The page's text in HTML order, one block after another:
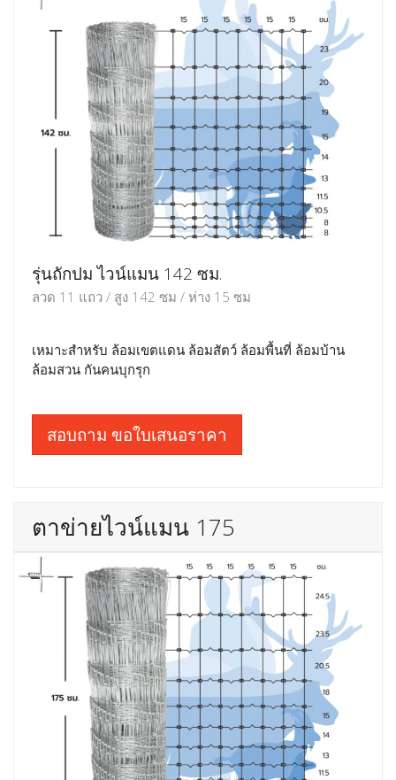
รุ่นถักปม ไวน์แมน 142 ซม.
ลวด 11 แถว / สูง 142 ซม / ห่าง 15 ซม
เหมาะสำหรับ ล้อมเขตแดน ล้อมสัตว์ ล้อมพื้นที่ ล้อมบ้าน
ล้อมสวน กันคนบุกรุก
สอบถาม ขอใบเสนอราคา
ตาข่ายไวน์แมน 175